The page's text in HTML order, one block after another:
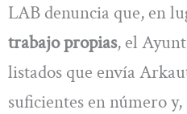
LAB denuncia que, en
trabajo propias, el
listados que envía
suficientes en número